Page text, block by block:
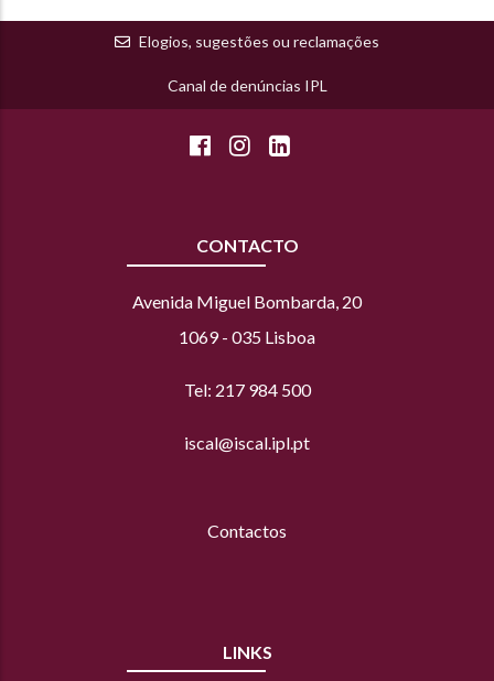
Elogios, sugestões ou reclamações
Canal de denúncias IPL
CONTACTO
Avenida Miguel Bombarda, 20
1069 - 035 Lisboa
Tel: 217 984 500
iscal@iscal.ipl.pt
Contactos
LINKS